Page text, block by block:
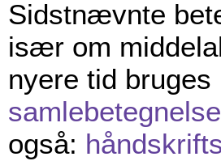
Sidstnævnte
især om
nyere tid
samlebetegnelse
også: